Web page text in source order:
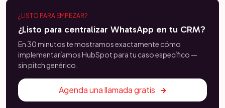
¿LISTO PARA EMPEZAR?
¿Listo para centralizar WhatsApp en tu CRM?
En 30 minutos te mostramos exactamente cómo
implementaríamos HubSpot para tu caso específico —
sin pitch genérico.
Agenda una llamada gratis